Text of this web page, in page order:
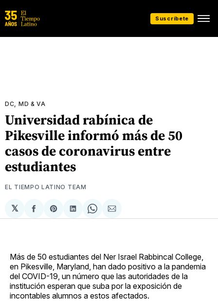
Suscríbete
DC, MD & VA
Universidad rabínica de
Pikesville informó más de 50
casos de coronavirus entre
estudiantes
EL TIEMPO LATINO TEAM
𝕏
Compartir
en
Share
on
Compartir
en
Share
on
Compartir
via
Más de 50 estudiantes del Ner Israel Rabbincal College,
en Pikesville, Maryland, han dado positivo a la pandemia
del COVID-19, un número que las autoridades de la
institución esperan que suba por la exposición de
incontables alumnos a estos afectados.